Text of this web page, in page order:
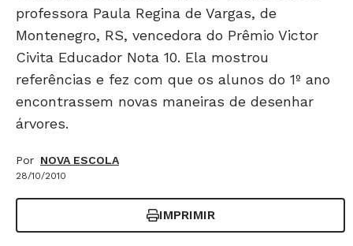
professora Paula Regina de Vargas, de
Montenegro, RS, vencedora do Prêmio Victor
Civita Educador Nota 10. Ela mostrou
referências e fez com que os alunos do 1º ano
encontrassem novas maneiras de desenhar
árvores.
Por NOVA ESCOLA
28/10/2010
IMPRIMIR